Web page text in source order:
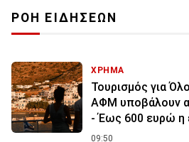
ΡΟΗ ΕΙΔΗΣΕΩΝ
ΧΡΗΜΑ
Τουρισμός για
ΑΦΜ υποβάλουν
- Έως 600 ευρώ η
09:50